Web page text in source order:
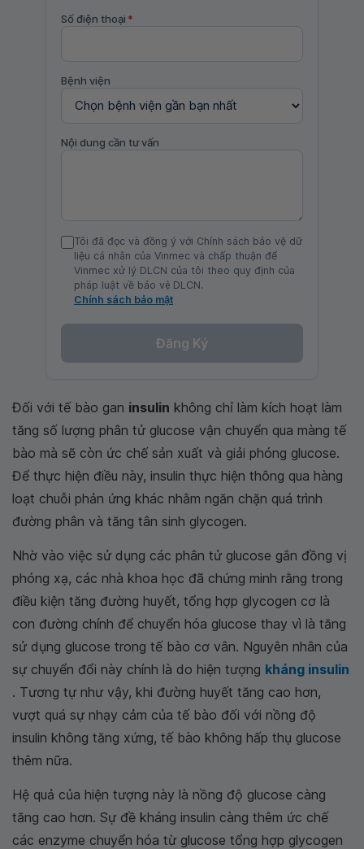
Số điện thoại *
Bệnh viện
Nội dung cần tư vấn
Tôi đã đọc và đồng ý với Chính sách bảo vệ dữ
liệu cá nhân của Vinmec và chấp thuận để
Vinmec xử lý DLCN của tôi theo quy định của
pháp luật về bảo vệ DLCN.
Chính sách bảo mật
Đăng Ký
Đối với tế bào gan insulin không chỉ làm kích hoạt làm
tăng số lượng phân tử glucose vận chuyển qua màng tế
bào mà sẽ còn ức chế sản xuất và giải phóng glucose.
Để thực hiện điều này, insulin thực hiện thông qua hàng
loạt chuỗi phản ứng khác nhằm ngăn chặn quá trình
đường phân và tăng tân sinh glycogen.
Nhờ vào việc sử dụng các phân tử glucose gắn đồng vị
phóng xạ, các nhà khoa học đã chứng minh rằng trong
điều kiện tăng đường huyết, tổng hợp glycogen cơ là
con đường chính để chuyển hóa glucose thay vì là tăng
sử dụng glucose trong tế bào cơ vân. Nguyên nhân của
sự chuyển đổi này chính là do hiện tượng kháng insulin
. Tương tự như vậy, khi đường huyết tăng cao hơn,
vượt quá sự nhạy cảm của tế bào đối với nồng độ
insulin không tăng xứng, tế bào không hấp thụ glucose
thêm nữa.
Hệ quả của hiện tượng này là nồng độ glucose càng
tăng cao hơn. Sự đề kháng insulin càng thêm ức chế
các enzyme chuyển hóa từ glucose tổng hợp glycogen